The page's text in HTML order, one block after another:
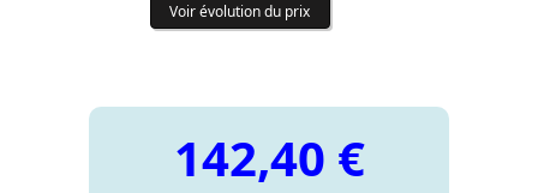
Voir évolution du prix
142,40 €